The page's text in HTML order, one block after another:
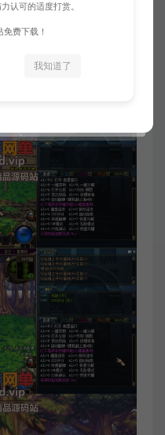
认可的适度打赏。
费下载！
我知道了